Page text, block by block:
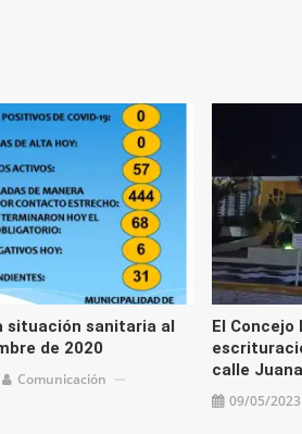
situación sanitaria al
de 2020
Comunicación
El Concejo
calle
09/05/2023